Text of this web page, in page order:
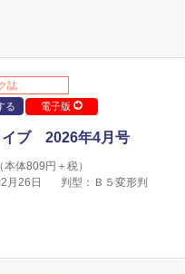
誌
る
電子版
イブ 2026年4月号
本体809円＋税）
月26日
判型：Ｂ５変形判